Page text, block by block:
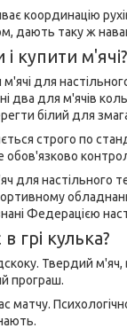
координацію
дають таку ж
купити м'ячі?
для
два для м'ячів
білий для
строго по
обов'язково
для настільного
Федерацією
грі кулька?
Твердий м'яч,
програш.
матчу.